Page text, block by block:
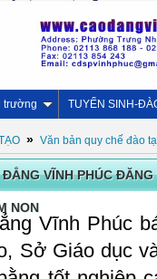
trường TUYỂN SINH-
» Văn bản quy chế đào
VĨNH PHÚC
NON
Vĩnh Phúc
Sở Giáo dục